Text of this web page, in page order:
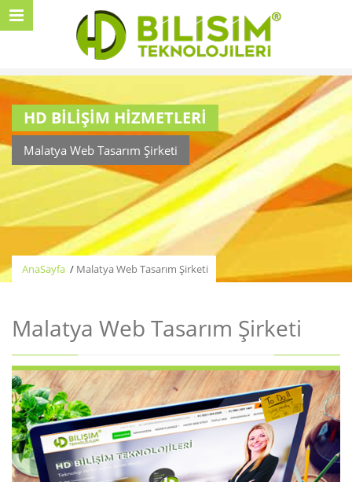
HD BİLİŞİM HİZMETLERİ
Malatya Web Tasarım Şirketi
AnaSayfa / Malatya Web Tasarım Şirketi
Malatya Web Tasarım Şirketi